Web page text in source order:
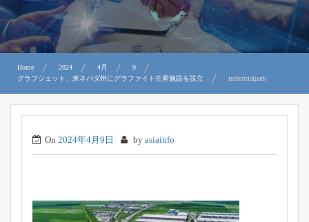
Home 2024 4月
9
グラフジェット、米ネバダ州にグラファイト生産施設を設立
industrialpark
On 2024年4月9日 by asiainfo